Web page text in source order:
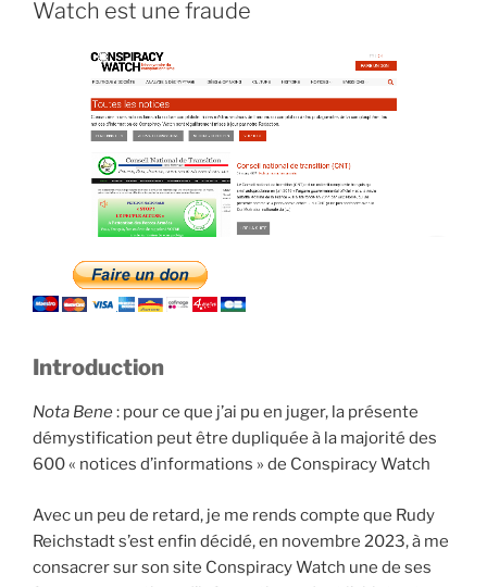
Watch est une fraude
Introduction
Nota Bene: pour ce que j’ai pu en juger, la présente
démystification peut être dupliquée à la majorité des
600 « notices d’informations » de Conspiracy Watch
Avec un peu de retard, je me rends compte que Rudy
Reichstadt s’est enfin décidé, en novembre 2023, à me
consacrer sur son site Conspiracy Watch une de ses